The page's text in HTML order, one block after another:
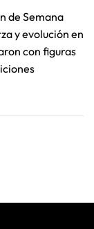
de Semana
y evolución en
con figuras